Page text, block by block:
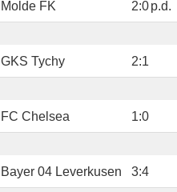
Molde FK 2:0p.d.
GKS Tychy 2:1
FC Chelsea 1:0
Bayer 04 Leverkusen 3:4